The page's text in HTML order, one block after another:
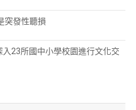
突發性聽損
23所國中小學校園進行文化交